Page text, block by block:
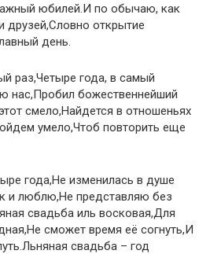
юбилей.И по обычаю, как
друзей,Словно открытие
день.
раз,Четыре года, в самый
нас,Пробил божественнейший
смело,Найдется в отношеньях
умело,Чтоб повторить еще
года,Не изменилась в душе
и люблю,Не представляю без
свадьба иль восковая,Для
сможет время её согнуть,И
свадьба – год